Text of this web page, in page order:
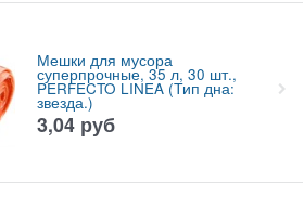
Мешки для мусора
суперпрочные, 35 л, 30 шт.,
PERFECTO LINEA (Тип дна:
звезда.)
3,04 руб